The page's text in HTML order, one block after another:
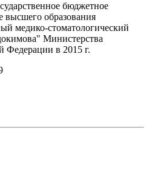
бюджетное
высшего образования
медико-стоматологический
Министерства
Федерации в 2015 г.